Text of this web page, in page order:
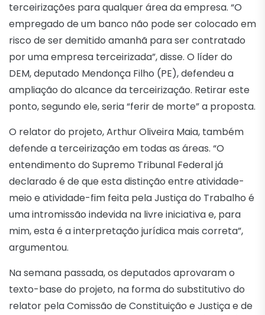
terceirizações para qualquer área da empresa. “O
empregado de um banco não pode ser colocado em
risco de ser demitido amanhã para ser contratado
por uma empresa terceirizada”, disse. O líder do
DEM, deputado Mendonça Filho (PE), defendeu a
ampliação do alcance da terceirização. Retirar este
ponto, segundo ele, seria “ferir de morte” a proposta.
O relator do projeto, Arthur Oliveira Maia, também
defende a terceirização em todas as áreas. “O
entendimento do Supremo Tribunal Federal já
declarado é de que esta distinção entre atividade-
meio e atividade-fim feita pela Justiça do Trabalho é
uma intromissão indevida na livre iniciativa e, para
mim, esta é a interpretação jurídica mais correta”,
argumentou.
Na semana passada, os deputados aprovaram o
texto-base do projeto, na forma do substitutivo do
relator pela Comissão de Constituição e Justiça e de